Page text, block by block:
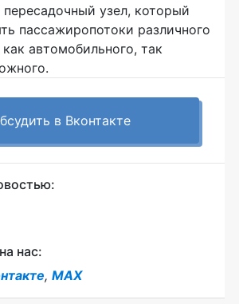
узел, который
пассажиропотоки различного
автомобильного, так
в Вконтакте
нас:
, MAX